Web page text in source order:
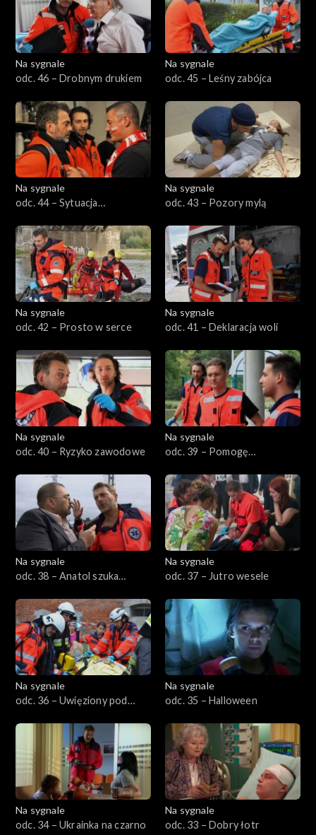
Na sygnale
odc. 46 – Drobnym drukiem
Na sygnale
odc. 45 – Leśny zabójca
Na sygnale
odc. 44 – Sytuacja
Na sygnale
odc. 43 – Pozory mylą
Na sygnale
odc. 42 – Prosto w serce
Na sygnale
odc. 41 – Deklaracja woli
Na sygnale
odc. 40 – Ryzyko zawodowe
Na sygnale
odc. 39 – Pomogę
Na sygnale
odc. 38 – Anatol szuka
Na sygnale
odc. 37 – Jutro wesele
Na sygnale
odc. 36 – Uwięziony pod
Na sygnale
odc. 35 – Halloween
Na sygnale
odc. 34 – Ukrainka na czarno
Na sygnale
odc. 33 – Dobry łotr